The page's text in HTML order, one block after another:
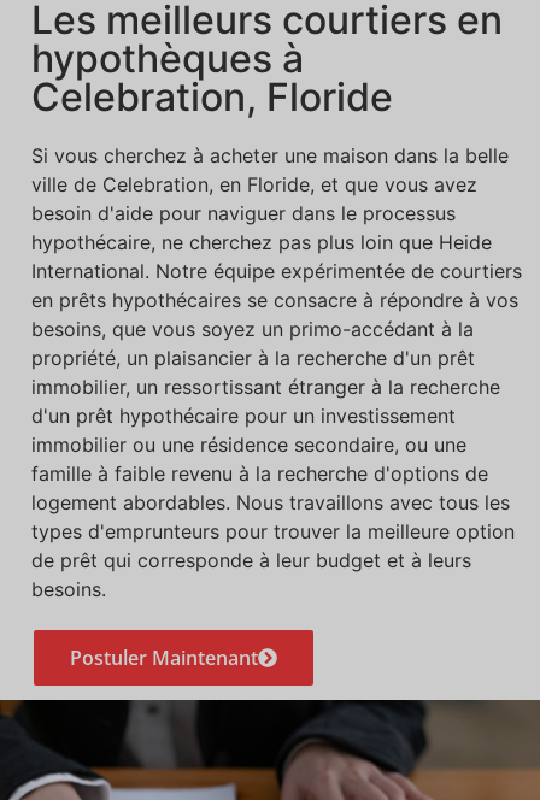
Les meilleurs courtiers en
hypothèques à
Celebration, Floride
Si vous cherchez à acheter une maison dans la belle
ville de Celebration, en Floride, et que vous avez
besoin d'aide pour naviguer dans le processus
hypothécaire, ne cherchez pas plus loin que Heide
International. Notre équipe expérimentée de courtiers
en prêts hypothécaires se consacre à répondre à vos
besoins, que vous soyez un primo-accédant à la
propriété, un plaisancier à la recherche d'un prêt
immobilier, un ressortissant étranger à la recherche
d'un prêt hypothécaire pour un investissement
immobilier ou une résidence secondaire, ou une
famille à faible revenu à la recherche d'options de
logement abordables. Nous travaillons avec tous les
types d'emprunteurs pour trouver la meilleure option
de prêt qui corresponde à leur budget et à leurs
besoins.
Postuler Maintenant